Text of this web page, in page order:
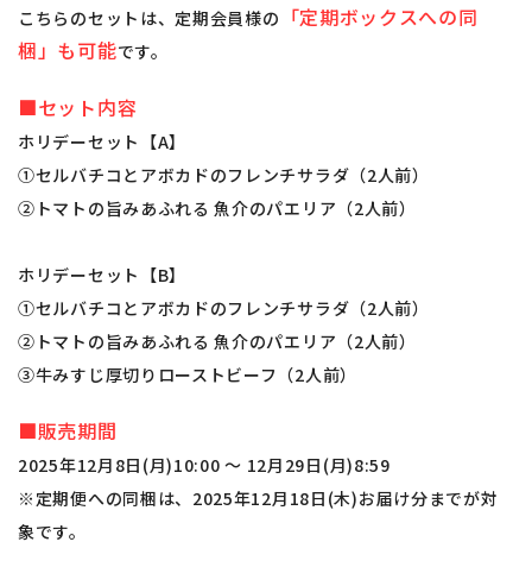
こちらのセットは、定期会員様の 「定期ボックスへの同
梱」も可能です。
■セット内容
ホリデーセット【A】
①セルバチコとアボカドのフレンチサラダ（2人前）
②トマトの旨みあふれる 魚介のパエリア（2人前）
ホリデーセット【B】
①セルバチコとアボカドのフレンチサラダ（2人前）
②トマトの旨みあふれる 魚介のパエリア（2人前）
③牛みすじ厚切りローストビーフ（2人前）
■販売期間
2025年12月8日(月)10:00 ～ 12月29日(月)8:59
※定期便への同梱は、2025年12月18日(木)お届け分までが対
象です。